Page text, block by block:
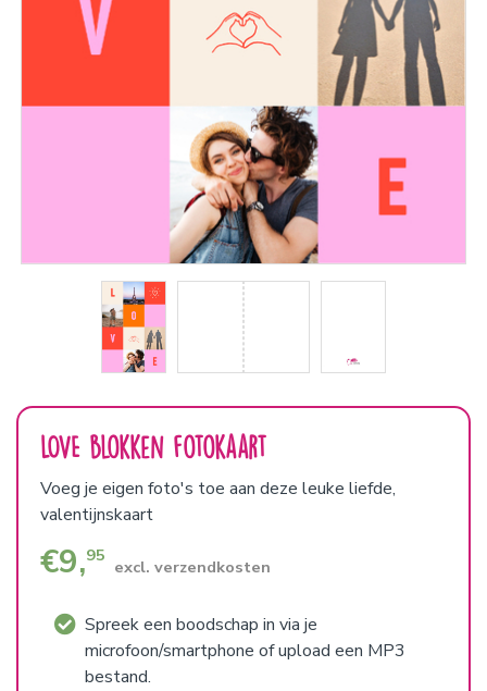
LOVE blokken fotokaart
Voeg je eigen foto's toe aan deze leuke liefde,
valentijnskaart
€9,95
excl. verzendkosten
Spreek een boodschap in via je
microfoon/smartphone of upload een MP3
bestand.